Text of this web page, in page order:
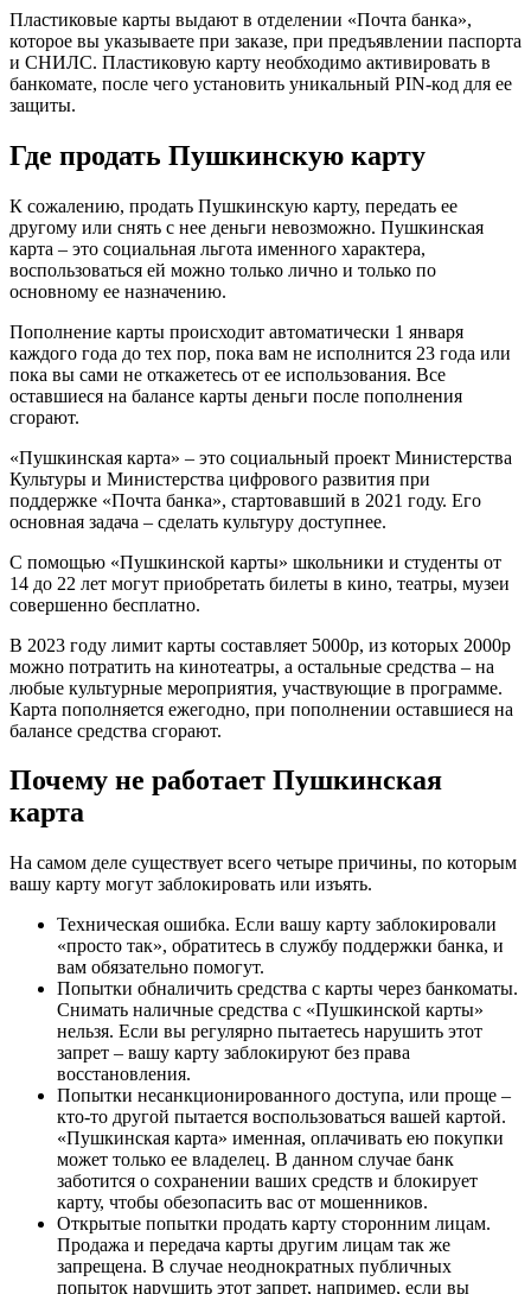
Пластиковые карты выдают в отделении «Почта банка»,
которое вы указываете при заказе, при предъявлении паспорта
и СНИЛС. Пластиковую карту необходимо активировать в
банкомате, после чего установить уникальный PIN-код для ее
защиты.
Где продать Пушкинскую карту
К сожалению, продать Пушкинскую карту, передать ее
другому или снять с нее деньги невозможно. Пушкинская
карта – это социальная льгота именного характера,
воспользоваться ей можно только лично и только по
основному ее назначению.
Пополнение карты происходит автоматически 1 января
каждого года до тех пор, пока вам не исполнится 23 года или
пока вы сами не откажетесь от ее использования. Все
оставшиеся на балансе карты деньги после пополнения
сгорают.
«Пушкинская карта» – это социальный проект Министерства
Культуры и Министерства цифрового развития при
поддержке «Почта банка», стартовавший в 2021 году. Его
основная задача – сделать культуру доступнее.
С помощью «Пушкинской карты» школьники и студенты от
14 до 22 лет могут приобретать билеты в кино, театры, музеи
совершенно бесплатно.
В 2023 году лимит карты составляет 5000р, из которых 2000р
можно потратить на кинотеатры, а остальные средства – на
любые культурные мероприятия, участвующие в программе.
Карта пополняется ежегодно, при пополнении оставшиеся на
балансе средства сгорают.
Почему не работает Пушкинская
карта
На самом деле существует всего четыре причины, по которым
вашу карту могут заблокировать или изъять.
Техническая ошибка. Если вашу карту заблокировали
«просто так», обратитесь в службу поддержки банка, и
вам обязательно помогут.
Попытки обналичить средства с карты через банкоматы.
Снимать наличные средства с «Пушкинской карты»
нельзя. Если вы регулярно пытаетесь нарушить этот
запрет – вашу карту заблокируют без права
восстановления.
Попытки несанкционированного доступа, или проще –
кто-то другой пытается воспользоваться вашей картой.
«Пушкинская карта» именная, оплачивать ею покупки
может только ее владелец. В данном случае банк
заботится о сохранении ваших средств и блокирует
карту, чтобы обезопасить вас от мошенников.
Открытые попытки продать карту сторонним лицам.
Продажа и передача карты другим лицам так же
запрещена. В случае неоднократных публичных
попыток нарушить этот запрет, например, если вы